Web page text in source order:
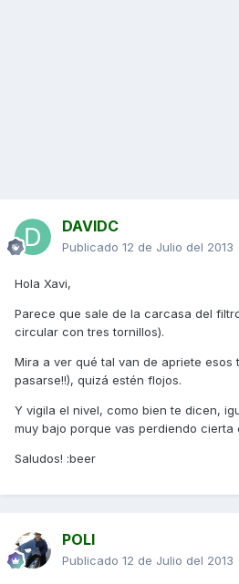
DAVIDC
Publicado 12 de Julio del 2013
Hola Xavi,
Parece que sale de la carcasa del
circular con tres tornillos).
Mira a ver qué tal van de apriete esos
pasarse!!), quizá estén flojos.
Y vigila el nivel, como bien te dicen,
muy bajo porque vas perdiendo cierta
Saludos! :beer
POLI
Publicado 12 de Julio del 2013